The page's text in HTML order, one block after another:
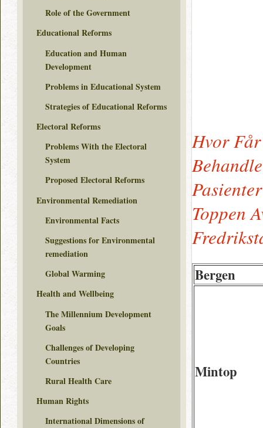
Hvor
Toppen
Bergen
Mintop
Role of the Government
Educational Reforms
Education and Human
Development
Problems in Educational System
Strategies of Educational Reforms
Electoral Reforms
Problems With the Electoral
System
Proposed Electoral Reforms
Environmental Remediation
Environmental Facts
Suggestions for Environmental
remediation
Global Warming
Health and Wellbeing
The Millennium Development
Goals
Challenges of Developing
Countries
Rural Health Care
Human Rights
International Dimensions of